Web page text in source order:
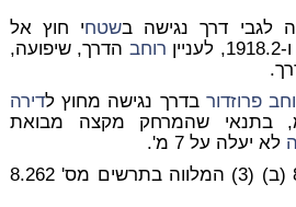
שטחי חוץ אל
רוחב הדרך, שיפועה,
פרוזדור בדרך נגישה מחוץ לדירה
מ-110 ס"מ, בתנאי שהמרחק מקצה מבואת
לא יעלה על 7 מ'.
להלן ציטוט תקנה 8.262 (ב) (3) המלווה בתרשים מס' 8.262